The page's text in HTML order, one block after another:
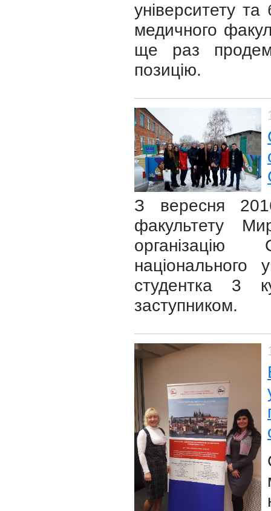
університету
медичного
ще раз
позицію.
З вересня
факультету
організацію
національного
студентка 3
заступником.